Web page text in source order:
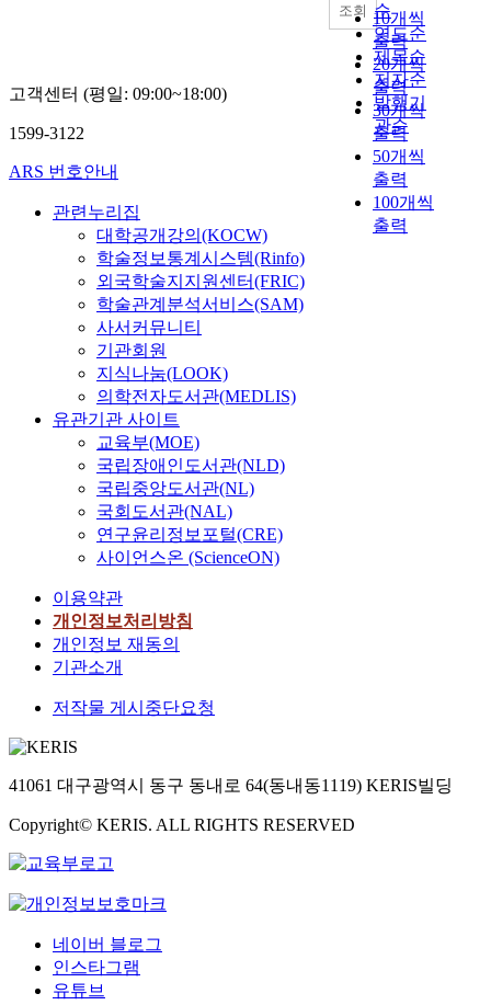
순
연도순
제목순
저자순
발행기
관순
10개씩
출력
20개씩
출력
30개씩
출력
50개씩
출력
100개씩
출력
조회
고객센터 (평일: 09:00~18:00)
1599-3122
ARS 번호안내
관련누리집
대학공개강의(KOCW)
학술정보통계시스템(Rinfo)
외국학술지지원센터(FRIC)
학술관계분석서비스(SAM)
사서커뮤니티
기관회원
지식나눔(LOOK)
의학전자도서관(MEDLIS)
유관기관 사이트
교육부(MOE)
국립장애인도서관(NLD)
국립중앙도서관(NL)
국회도서관(NAL)
연구윤리정보포털(CRE)
사이언스온 (ScienceON)
이용약관
개인정보처리방침
개인정보 재동의
기관소개
저작물 게시중단요청
41061 대구광역시 동구 동내로 64(동내동1119) KERIS빌딩
Copyright© KERIS. ALL RIGHTS RESERVED
네이버 블로그
인스타그램
유튜브